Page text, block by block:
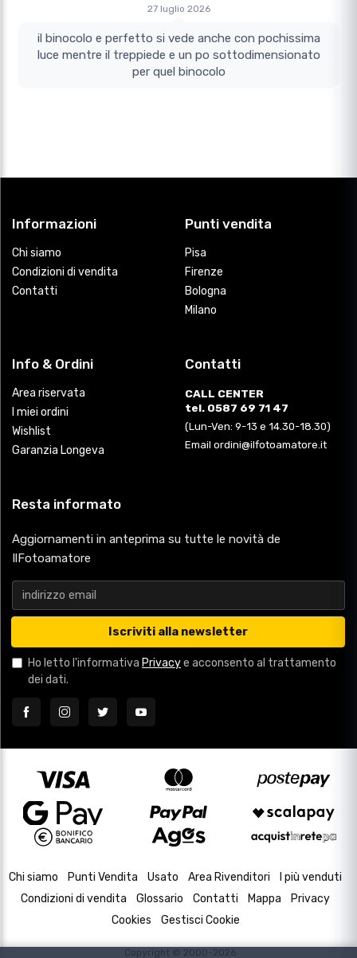
27 luglio 2026
il binocolo e perfetto si vede anche con pochissima
luce mentre il treppiede e un po sottodimensionato
per quel binocolo
Informazioni
Chi siamo
Condizioni di vendita
Contatti
Punti vendita
Pisa
Firenze
Bologna
Milano
Info & Ordini
Area riservata
I miei ordini
Wishlist
Garanzia Longeva
Contatti
CALL CENTER
tel. 0587 69 71 47
(Lun-Ven: 9-13 e 14.30-18.30)
Email ordini@ilfotoamatore.it
Resta informato
Aggiornamenti in anteprima su tutte le novità de
IlFotoamatore
Iscriviti alla newsletter
Ho letto l'informativa Privacye acconsento al trattamento
dei dati.
Chi siamo Punti Vendita Usato Area Rivenditori
I più venduti
Condizioni di vendita
Glossario Contatti Mappa
Privacy
Cookies
Gestisci Cookie
Copyright © 2000-2026